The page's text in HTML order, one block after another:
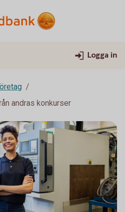
Logga in
andras konkurser